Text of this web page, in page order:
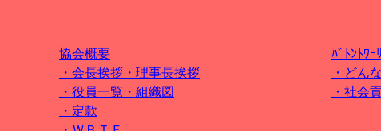
協会概要 ﾊﾞﾄﾝﾄﾜｰ
・会長挨拶・理事長挨拶
・どん
・役員一覧・組織図
・ 社会
・定款